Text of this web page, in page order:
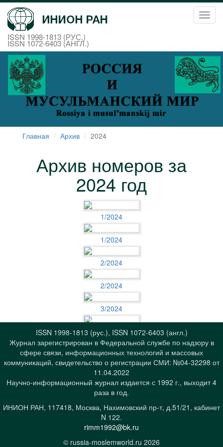
ISSN 1998-1813 (РУС.)
ISSN 1072-6403 (АНГЛ.)
Главная Архив 2024
Архив номеров за
2024 год
1/2024
1/2024
2/2024
2/2024
3/2024
3/2024
4/2024
4/2024
ISSN 1998-1813 (рус.), ISSN 1072-6403 (англ.)
Журнал зарегистрирован в Федеральной службе по надзору в
сфере связи, информационных технологий и массовых
коммуникаций, свидетельство о регистрации СМИ: №04-32298 от
11.04.2022
Научно-информационный журнал издается с 1992 г., выходит 4
раза в год.
ИНИОН РАН, 117418, Москва, Нахимовский пр-т, д.51/21, кабинет
N 122.
rimm1992@bk.ru
© russia-moslemworld.ru 2026